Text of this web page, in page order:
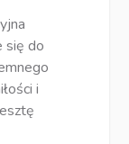
się do
i